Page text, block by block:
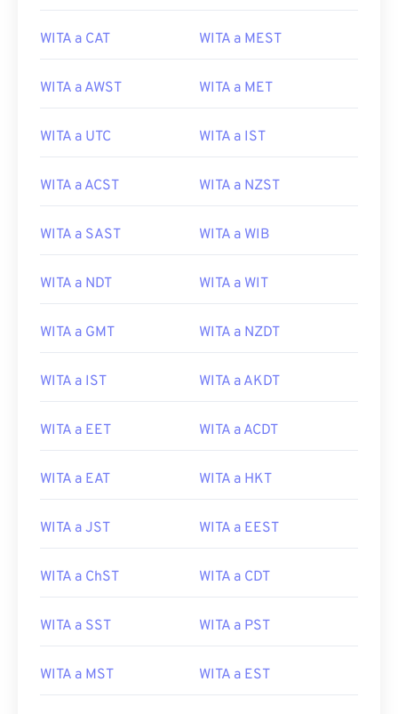
WITA a CAT WITA a MEST
WITA a AWST WITA a MET
WITA a UTC WITA a IST
WITA a ACST WITA a NZST
WITA a SAST WITA a WIB
WITA a NDT WITA a WIT
WITA a GMT WITA a NZDT
WITA a IST WITA a AKDT
WITA a EET WITA a ACDT
WITA a EAT WITA a HKT
WITA a JST WITA a EEST
WITA a ChST WITA a CDT
WITA a SST WITA a PST
WITA a MST WITA a EST